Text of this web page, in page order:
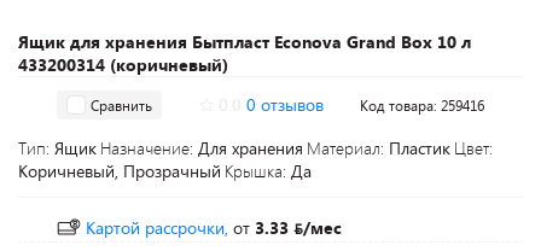
Ящик для хранения Бытпласт Econova Grand Box 10 л
433200314 (коричневый)
Сравнить 0 отзывов Код товара: 259416
Тип: Ящик Назначение: Для хранения Материал: Пластик Цвет:
Коричневый, Прозрачный Крышка: Да
Картой рассрочки, от 3.33
/мес